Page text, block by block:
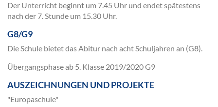
Der Unterricht beginnt um 7.45 Uhr und endet spätestens
nach der 7. Stunde um 15.30 Uhr.
G8/G9
Die Schule bietet das Abitur nach acht Schuljahren an (G8).
Übergangsphase ab 5. Klasse 2019/2020 G9
AUSZEICHNUNGEN UND PROJEKTE
"Europaschule"